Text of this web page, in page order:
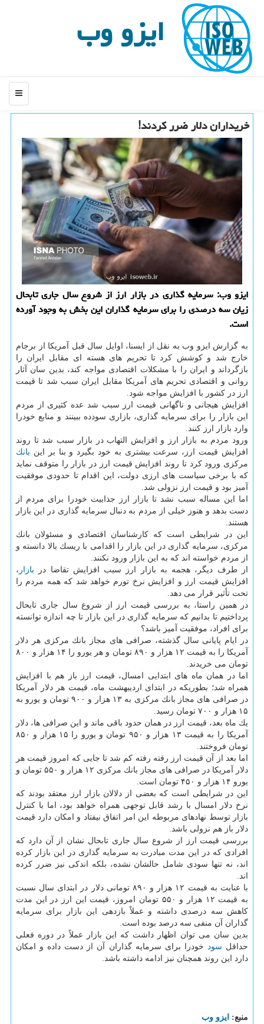
ایزو وب
منو
خریداران دلار ضرر كردند!
ایزو وب: سرمایه گذاری در بازار ارز از شروع سال جاری تابحال
زیان سه درصدی را برای سرمایه گذاران این بخش به وجود آورده
است.
به گزارش ایزو وب به نقل از ایسنا، اوایل سال قبل آمریكا از برجام
خارج شد و كوشش كرد تا تحریم های هسته ای مقابل ایران را
بازگرداند و ایران را با مشكلات اقتصادی مواجه كند، بدین سان آثار
روانی و اقتصادی تحریم های آمریكا مقابل ایران سبب شد تا قیمت
ارز در كشور با افزایش مواجه شود.
افزایش هیجانی و ناگهانی قیمت ارز سبب شد عده كثیری از مردم
این بازار را برای سرمایه گذاری، بازاری سودده ببینند و منابع خودرا
وارد بازار ارز كنند.
ورود مردم به بازار ارز و افزایش التهاب در بازار سبب شد تا روند
افزایش قیمت ارز، سرعت بیشتری به خود بگیرد و بنا بر این بانك
مركزی ورود كرد تا روند افزایش قیمت ارز در بازار را متوقف نماید
كه با برخی سیاست های ارزی دولت، این اقدام تا حدودی موفقیت
آمیز بود و قیمت ارز نزولی شد.
اما این مساله سبب نشد تا بازار ارز جذابیت خودرا برای مردم از
دست بدهد و هنوز خیلی از مردم به دنبال سرمایه گذاری در این بازار
هستند.
این در شرایطی است كه كارشناسان اقتصادی و مسئولان بانك
مركزی، سرمایه گذاری در این بازار را اقدامی با ریسك بالا دانسته و
از مردم خواسته اند كه به این بازار ورود نكنند.
از طرف دیگر، هجمه به بازار ارز سبب افزایش تقاضا در بازار ،
افزایش قیمت ارز و افزایش نرخ تورم خواهد شد كه همه مردم را
تحت تأثیر قرار می دهد.
در همین راستا، به بررسی قیمت ارز از شروع سال جاری تابحال
پرداختیم تا بدانیم كه سرمایه گذاری در این بازار تا چه اندازه توانسته
برای افراد، موفقیت آمیز باشد؟
در ایام پایانی سال گذشته، صرافی های مجاز بانك مركزی هر دلار
آمریكا را به قیمت ۱۲ هزار و ۸۹۰ تومان و هر یورو را ۱۴ هزار و ۸۰۰
تومان می خریدند.
اما در همان ماه های ابتدایی امسال، قیمت ارز باز هم با افزایش
همراه شد؛ بطوریكه در ابتدای اردیبهشت ماه، قیمت هر دلار آمریكا
در صرافی های مجاز بانك مركزی به ۱۳ هزار و ۹۰۰ تومان و یورو به
۱۵ هزار و ۷۰۰ تومان رسید.
یك ماه بعد، قیمت ارز در همان حدود باقی ماند و این صرافی ها، دلار
آمریكا را به قیمت ۱۳ هزار و ۹۵۰ تومان و یورو را ۱۵ هزار و ۸۵۰
تومان فروختند.
اما بعد از آن قیمت ارز رفته رفته كم شد تا جایی كه امروز قیمت هر
دلار آمریكا در صرافی های مجاز بانك مركزی ۱۲ هزار و ۵۵۰ تومان و
یورو ۱۴ هزار و ۴۵۰ تومان است.
این در شرایطی است كه بعضی از دلالان بازار ارز معتقد بودند كه
نرخ دلار امسال با رشد قابل توجهی همراه خواهد بود، اما با كنترل
بازار توسط نهادهای مربوطه این امر اتفاق نیفتاد و امكان دارد قیمت
دلار باز هم نزولی باشد.
بررسی قیمت ارز از شروع سال جاری تابحال نشان از آن دارد كه
افرادی كه در این مدت مبادرت به سرمایه گذاری در این بازار كرده
اند، نه تنها سودی شامل حالشان نشده، بلكه اندكی نیز ضرر كرده
اند.
با عنایت به قیمت ۱۲ هزار و ۸۹۰ تومانی دلار در ابتدای سال نسبت
به قیمت ۱۲ هزار و ۵۵۰ تومان امروز، قیمت این ارز در این مدت
كاهش سه درصدی داشته و عملاً بازدهی این بازار برای سرمایه
گذاران آن منفی سه درصد بوده است.
بدین سان می توان اظهار داشت كه این بازار عملاً در دوره فعلی
حداقل سود خودرا برای سرمایه گذاران آن از دست داده و امكان
دارد این روند همچنان نیز ادامه داشته باشد.
منبع: ایزو وب